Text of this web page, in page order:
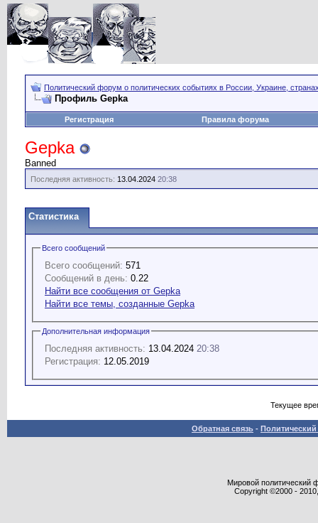
Политический форум о политических событиях в России, Украине,
Профиль Gepka
Регистрация Правила форума
Gepka
Banned
Последняя активность: 13.04.2024 20:38
Статистика
Всего сообщений
Всего сообщений: 571
Сообщений в день: 0.22
Найти все сообщения от Gepka
Найти все темы, созданные Gepka
Дополнительная информация
Последняя активность: 13.04.2024 20:38
Регистрация: 12.05.2019
Текущее
Обратная связь -
Мировой политический
Copyright ©2000 -